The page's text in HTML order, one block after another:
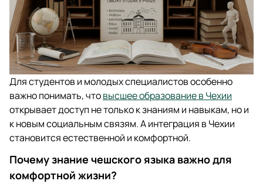
Для студентов и молодых специалистов особенно
важно понимать, чтовысшее образование в Чехии
открывает доступ не только к знаниям и навыкам, но и
к новым социальным связям. А интеграция в Чехии
становится естественной и комфортной.
Почему знание чешского языка важно для
комфортной жизни?